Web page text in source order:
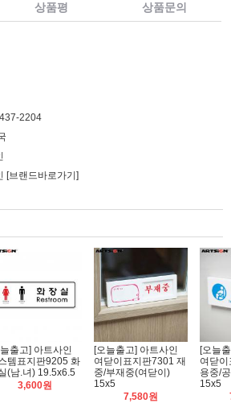
상품평 상품문의
2204
[브랜드바로가기]
출고] 아트사인
템표지판9205 화
(남.녀) 19.5x6.5
3,600원
[오늘출고] 아트사인
여닫이표지판7301 재
중/부재중(여닫이)
15x5
7,580원
[오늘
여닫
용중/
15x5